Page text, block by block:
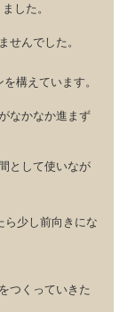
した。
せんでした。
構えています。
なかなか進まず
として使いなが
少し前向きにな
つくっていきた